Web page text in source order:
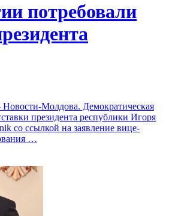
потребовали
Молдова. Демократическая
президента республики Игоря
со ссылкой на заявление вице-
…